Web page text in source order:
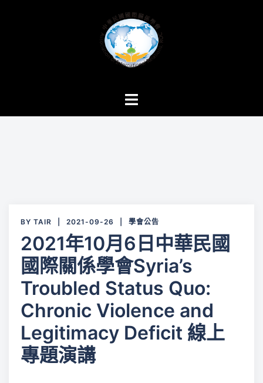
Toggle
BY TAIR 2021-09-26 學會公告
2021年10月6日中華民國
國際關係學會Syria’s
Troubled Status Quo:
Chronic Violence and
Legitimacy Deficit 線上
專題演講